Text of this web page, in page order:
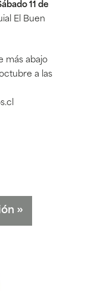
11 de
El Buen
más abajo
a las
»